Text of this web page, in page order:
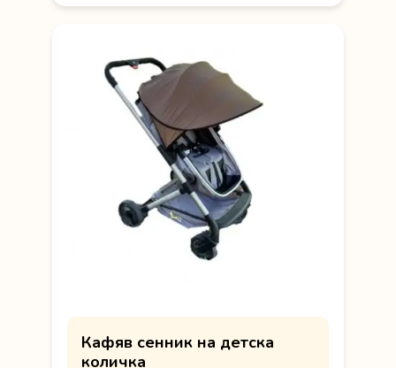
Кафяв сенник на детска
количка